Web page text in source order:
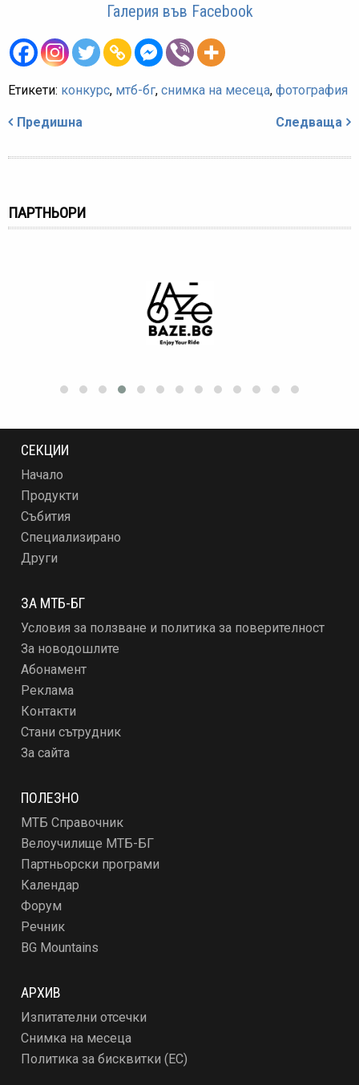
Галерия във Facebook
Етикети: конкурс, мтб-бг, снимка на месеца, фотография
Предишна Следваща
ПАРТНЬОРИ
СЕКЦИИ
Начало
Продукти
Събития
Специализирано
Други
ЗА МТБ-БГ
Условия за ползване и политика за поверителност
За новодошлите
Абонамент
Реклама
Контакти
Стани сътрудник
За сайта
ПОЛЕЗНО
МТБ Справочник
Велоучилище МТБ-БГ
Партньорски програми
Календар
Форум
Речник
BG Mountains
АРХИВ
Изпитателни отсечки
Снимка на месеца
Политика за бисквитки (ЕС)